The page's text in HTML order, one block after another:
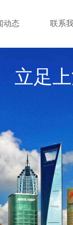
动态 联系
立足